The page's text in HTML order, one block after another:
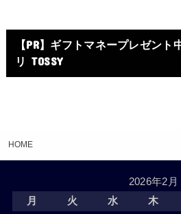
【PR】ギフトマネープレゼン
リ TOSSY
HOME
2026年2月
月
火 水 木